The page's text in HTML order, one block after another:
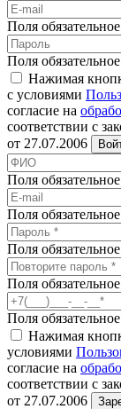
Поля
Поля
Нажимая
с условиями
согласие на
соответствии с
от 27.07.2006
Поля
Поля
Поля
Поля
Поля
Нажимая
условиями
согласие на
соответствии с
от 27.07.2006